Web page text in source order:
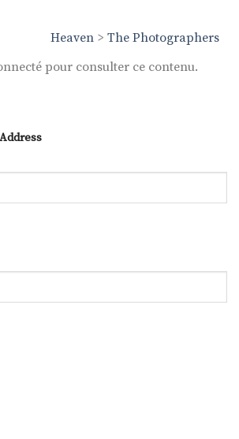
Heaven > The Photographers
pour consulter ce contenu.